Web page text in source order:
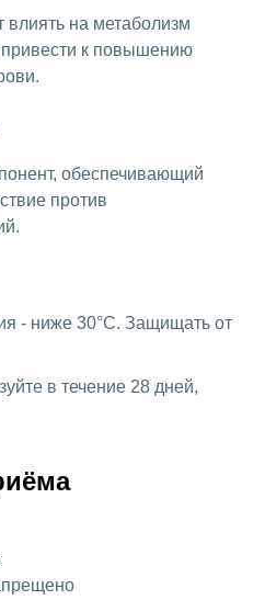
на метаболизм
к повышению
обеспечивающий
против
- ниже 30°C. Защищать от
в течение 28 дней,